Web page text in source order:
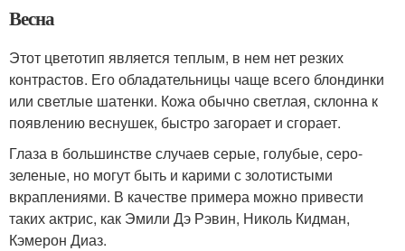
Весна
Этот цветотип является теплым, в нем нет резких
контрастов. Его обладательницы чаще всего блондинки
или светлые шатенки. Кожа обычно светлая, склонна к
появлению веснушек, быстро загорает и сгорает.
Глаза в большинстве случаев серые, голубые, серо-
зеленые, но могут быть и карими с золотистыми
вкраплениями. В качестве примера можно привести
таких актрис, как Эмили Дэ Рэвин, Николь Кидман,
Кэмерон Диаз.